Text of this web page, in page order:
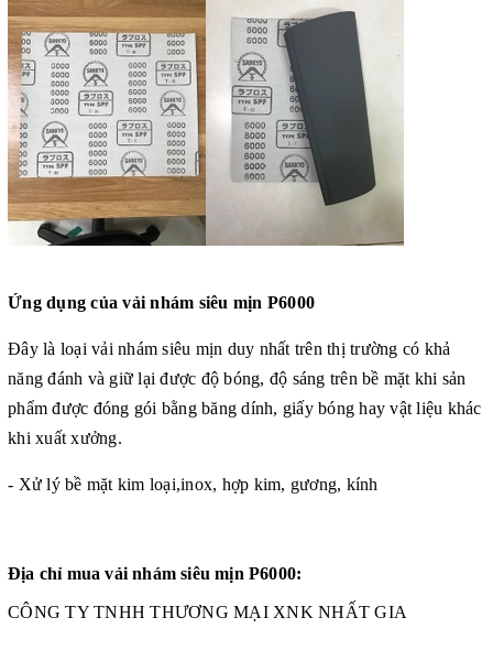
Ứng dụng của vải nhám siêu mịn P6000
Đây là loại vải nhám siêu mịn duy nhất trên thị trường có khả
năng đánh và giữ lại được độbóng, độ sáng trên bề mặt khi sản
phẩm được đóng gói bằng băng dính, giấy bóng hay vật liệu khác
khi xuất xưởng.
- Xử lý bề mặt kim loại,inox, hợp kim, gương, kính
Địa chỉ mua vải nhám siêu mịn P6000:
CÔNG TY TNHH THƯƠNG MẠI XNK NHẤT GIA